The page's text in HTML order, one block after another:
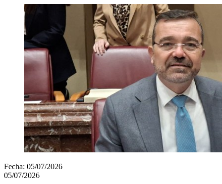
Fecha: 05/07/2026
05/07/2026